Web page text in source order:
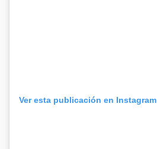
Ver esta publicación en Instagram